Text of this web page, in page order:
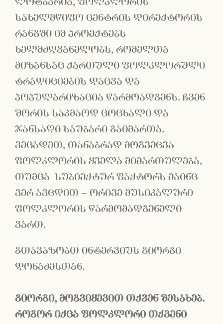
სახელმწიფო ცენტრის დირექტორის
რანგში იმ პროექტებს
ხელმძღვანელობს, რომელთა
მიზანსაც ქართული ფოლკლორული
ტრადიციების დაცვა და
პოპულარიზაცია წარმოადგენს. ჩვენ
შორის საკმაოდ ცოცხალი და
ჯანსაღი საუბარი გაიმართა.
ვეცადეთ, თანაბრად მოგვეცვა
ფოლკლორის ყველა მიმართულება,
თუმცა სუბიექტურ ფაქტორს მაინც
ვერ ავცდით – ორივე მუსიკალური
ფოლკლორის წარმომადგენელი
ვართ.
გთავაზობთ ინტერვიუს გიორგი
დონაძესთან.
გიორგი, მოგვიყევით თქვენ შესახებ.
როგორ იქცა ფოლკლორი თქვენი